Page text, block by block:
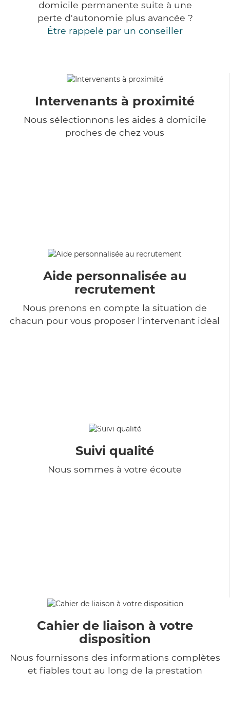
domicile permanente suite à une
perte d'autonomie plus avancée ?
Être rappelé par un conseiller
Intervenants à proximité
Nous sélectionnons les aides à domicile
proches de chez vous
Aide personnalisée au
recrutement
Nous prenons en compte la situation de
chacun pour vous proposer l'intervenant idéal
Suivi qualité
Nous sommes à votre écoute
Cahier de liaison à votre
disposition
Nous fournissons des informations complètes
et fiables tout au long de la prestation